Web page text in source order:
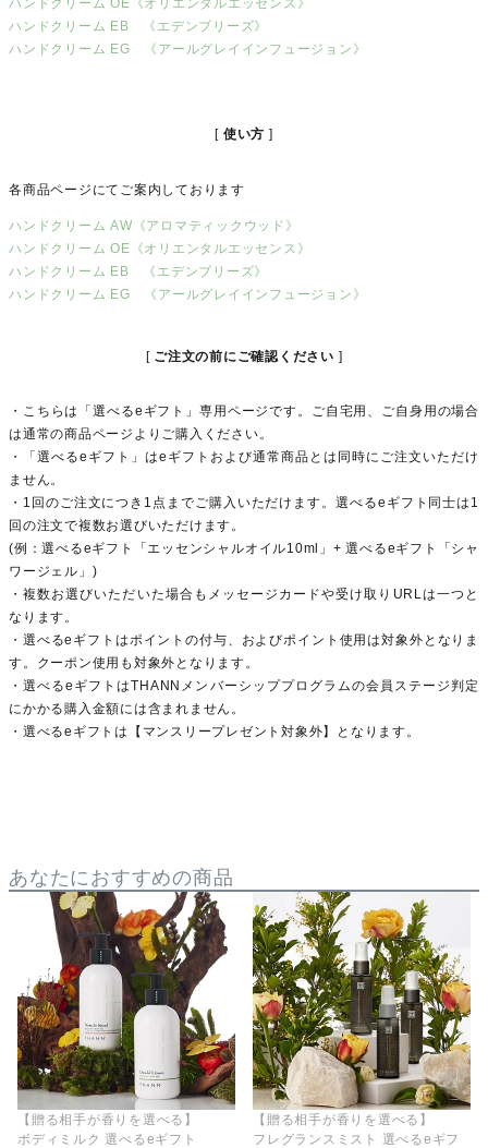
ハンドクリーム OE《オリエンタルエッセンス》
ハンドクリーム EB 《エデンブリーズ》
ハンドクリーム EG 《アールグレイインフュージョン》
使い方
各商品ページにてご案内しております
ハンドクリーム AW《アロマティックウッド》
ハンドクリーム OE《オリエンタルエッセンス》
ハンドクリーム EB 《エデンブリーズ》
ハンドクリーム EG 《アールグレイインフュージョン》
ご注文の前にご確認ください
・こちらは「選べるeギフト」専用ページです。ご自宅用、ご自身用の場合
は通常の商品ページよりご購入ください。
・「選べるeギフト」はeギフトおよび通常商品とは同時にご注文いただけ
ません。
・1回のご注文につき1点までご購入いただけます。選べるeギフト同士は1
回の注文で複数お選びいただけます。
(例：選べるeギフト「エッセンシャルオイル10ml」+ 選べるeギフト「シャ
ワージェル」)
・複数お選びいただいた場合もメッセージカードや受け取りURLは一つと
なります。
・選べるeギフトはポイントの付与、およびポイント使用は対象外となりま
す。クーポン使用も対象外となります。
・選べるeギフトはTHANNメンバーシッププログラムの会員ステージ判定
にかかる購入金額には含まれません。
・選べるeギフトは【マンスリープレゼント対象外】となります。
あなたにおすすめの商品
【贈る相手が香りを選べる】
ボディミルク 選べるeギフト
【贈る相手が香りを選べる】
フレグランスミスト 選べるeギフ